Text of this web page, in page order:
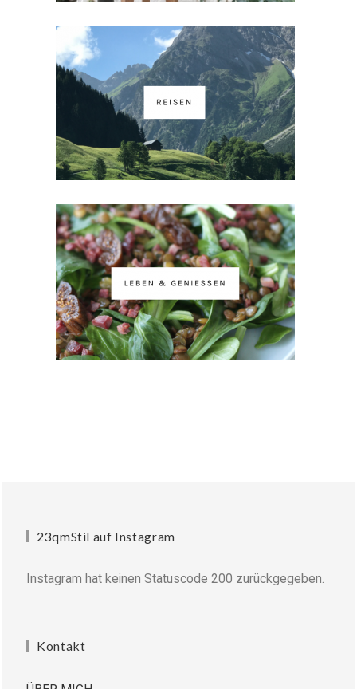
23qmStil auf Instagram
Instagram hat keinen Statuscode 200 zurückgegeben.
Kontakt